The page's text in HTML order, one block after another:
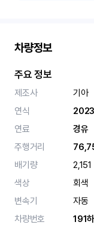
차량정보
주요 정보
제조사
기아
연식
연료
경유
주행거리
배기량
2,151
색상
회색
변속기
자동
차량번호
191